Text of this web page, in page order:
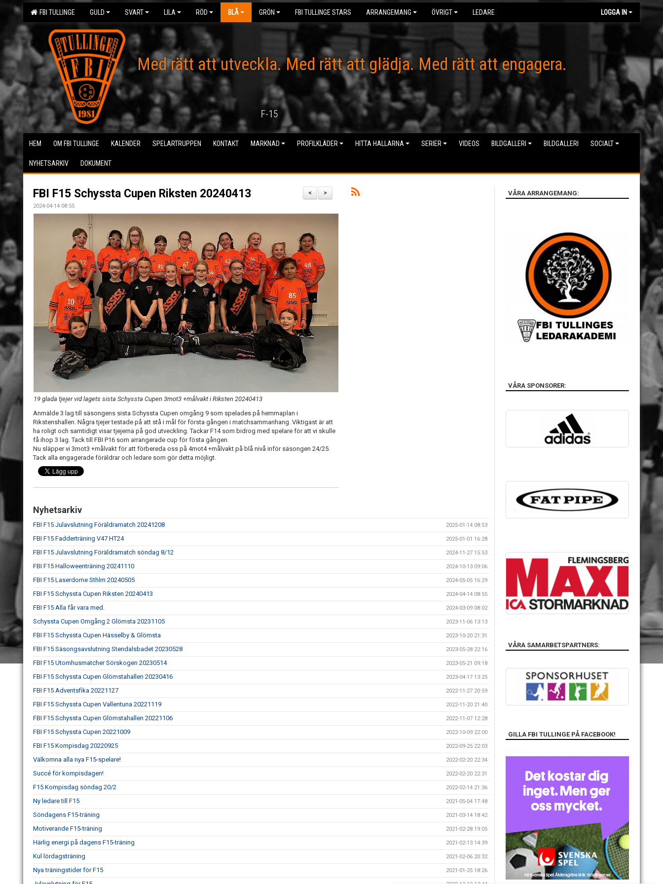
FBI TULLINGE GULD SVART LILA RÖD BLÅ GRÖN FBI TULLINGE STARS ARRANGEMANG ÖVRIGT LEDARE LOGGA IN
Med rätt att utveckla. Med rätt att glädja. Med rätt att engagera.
F-15
HEM OM FBI TULLINGE KALENDER SPELARTRUPPEN KONTAKT MARKNAD PROFILKLÄDER HITTA HALLARNA SERIER VIDEOS BILDGALLERI BILDGALLERI SOCIALT
NYHETSARKIV DOKUMENT
>
<
FBI F15 Schyssta Cupen Riksten 20240413
2024-04-14 08:55
19 glada tjejer vid lagets sista Schyssta Cupen 3mot3 +målvakt i Riksten 20240413
Anmälde 3 lag till säsongens sista Schyssta Cupen omgång 9 som spelades på hemmaplan i
Rikstenshallen. Några tjejer testade på att stå i mål för första gången i matchsammanhang. Viktigast är att
ha roligt och samtidigt visar tjejerna på god utveckling. Tackar F14 som bidrog med spelare för att vi skulle
få ihop 3 lag. Tack till FBI P16 som arrangerade cup för fösta gången.
Nu släpper vi 3mot3 +målvakt för att förbereda oss på 4mot4 +målvakt på blå nivå inför säsongen 24/25.
Tack alla engagerade föräldrar och ledare som gör detta möjligt.
Nyhetsarkiv
FBI F15 Julavslutning Föräldramatch 20241208 2025-01-14 08:53
FBI F15 Fadderträning V47 HT24 2025-01-01 16:28
FBI F15 Julavslutning Föräldramatch söndag 8/12 2024-11-27 15:53
FBI F15 Halloweenträning 20241110 2024-10-13 09:06
FBI F15 Laserdome Sthlm 20240505 2024-05-05 16:29
FBI F15 Schyssta Cupen Riksten 20240413 2024-04-14 08:55
FBI F15 Alla får vara med. 2024-03-09 08:02
Schyssta Cupen Omgång 2 Glömsta 20231105 2023-11-06 13:13
FBI F15 Schyssta Cupen Hässelby & Glömsta 2023-10-20 21:31
FBI F15 Säsongsavslutning Stendalsbadet 20230528 2023-05-28 22:16
FBI F15 Utomhusmatcher Sörskogen 20230514 2023-05-21 09:18
FBI F15 Schyssta Cupen Glömstahallen 20230416 2023-04-17 13:25
FBI F15 Adventsfika 20221127 2022-11-27 20:59
FBI F15 Schyssta Cupen Vallentuna 20221119 2022-11-20 21:40
FBI F15 Schyssta Cupen Glömstahallen 20221106 2022-11-07 12:28
FBI F15 Schyssta Cupen 20221009 2022-10-09 22:00
FBI F15 Kompisdag 20220925 2022-09-25 22:03
Välkomna alla nya F15-spelare! 2022-02-20 22:34
Succé för kompisdagen! 2022-02-20 22:31
F15 Kompisdag söndag 20/2 2022-02-14 21:36
Ny ledare till F15 2021-05-04 17:48
Söndagens F15-träning 2021-03-14 18:42
Motiverande F15-träning 2021-02-28 19:05
Härlig energi på dagens F15-träning 2021-02-13 14:39
Kul lördagsträning 2021-02-06 20:32
Nya träningstider för F15 2021-01-25 18:26
VÅRA ARRANGEMANG:
VÅRA SPONSORER:
VÅRA SAMARBETSPARTNERS:
GILLA FBI TULLINGE PÅ FACEBOOK!